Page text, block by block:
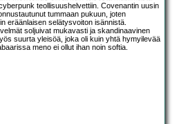
teollisuushelvettiin. Covenantin uusin
tummaan pukuun, joten
eräänlaisen selätysvoiton isännistä.
soljuivat mukavasti ja skandinaavinen
suurta yleisöä, joka oli kuin yhtä hymyilevää
meno ei ollut ihan noin softia.